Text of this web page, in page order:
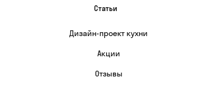
Статьи
Дизайн-проект кухни
Акции
Отзывы